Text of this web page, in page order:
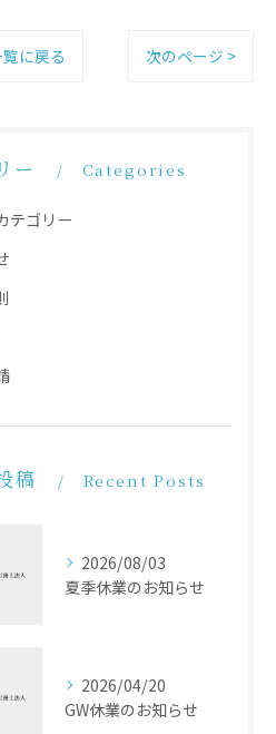
に戻る 次のページ >
ー Categories
テゴリー
稿 Recent Posts
2026/08/03
夏季休業のお知らせ
2026/04/20
GW休業のお知らせ